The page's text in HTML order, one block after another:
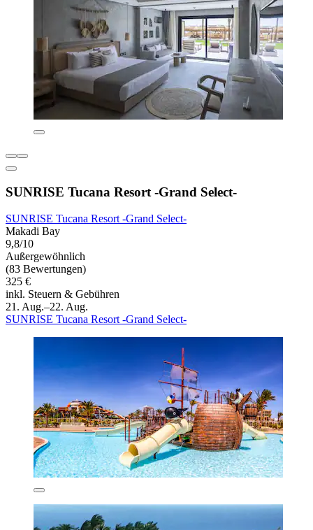
SUNRISE Tucana Resort -Grand Select-
SUNRISE Tucana Resort -Grand Select-
Makadi Bay
9,8/10
Außergewöhnlich
(83 Bewertungen)
325 €
inkl. Steuern & Gebühren
21. Aug.–22. Aug.
SUNRISE Tucana Resort -Grand Select-